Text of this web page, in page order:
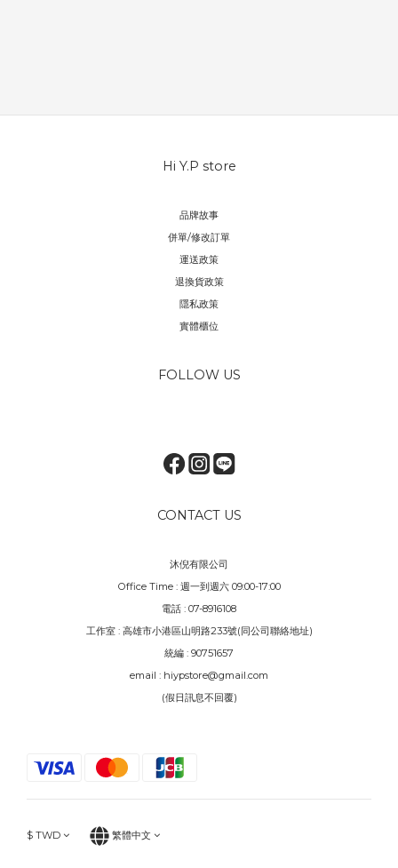
Hi Y.P store
品牌故事
併單/修改訂單
運送政策
退換貨政策
隱私政策
實體櫃位
FOLLOW US
CONTACT US
沐倪有限公司
Office Time : 週一到週六 09:00-17:00
電話 : 07-8916108
工作室 : 高雄市小港區山明路233號(同公司聯絡地址)
統編 : 90751657
email : hiypstore@gmail.com
(假日訊息不回覆)
$ TWD 繁體中文